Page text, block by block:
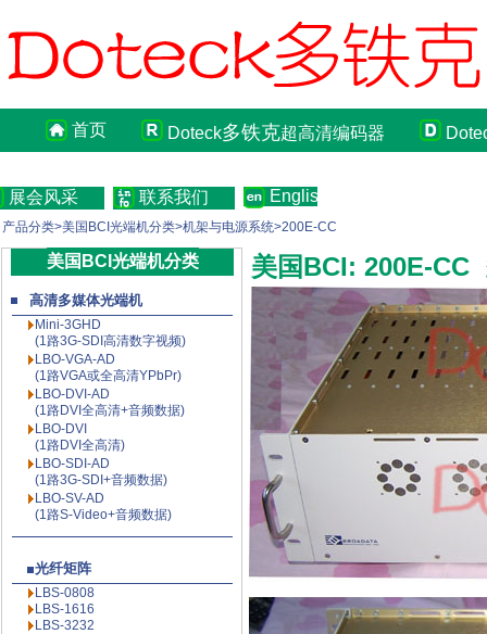
首页 Doteck多铁克超高清编码器
展会风采 联系我们 English
产品分类>美国BCI光端机分类>机架与电源系统>200E-CC
美国BCI光端机分类
高清多媒体光端机
Mini-3GHD
(1路3G-SDI高清数字视频)
LBO-VGA-AD
(1路VGA或全高清YPbPr)
LBO-DVI-AD
(1路DVI全高清+音频数据)
LBO-DVI
(1路DVI全高清)
LBO-SDI-AD
(1路3G-SDI+音频数据)
LBO-SV-AD
(1路S-Video+音频数据)
光纤矩阵
LBS-0808
LBS-1616
LBS-3232
美国BCI: 200E-CC